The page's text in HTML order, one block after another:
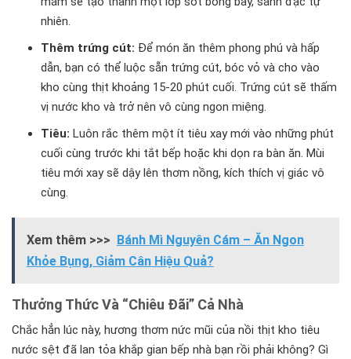
nhiên.
Thêm trứng cút: Để món ăn thêm phong phú và hấp
dẫn, bạn có thể luộc sẵn trứng cút, bóc vỏ và cho vào
kho cùng thịt khoảng 15-20 phút cuối. Trứng cút sẽ thấm
vị nước kho và trở nên vô cùng ngon miệng.
Tiêu: Luôn rắc thêm một ít tiêu xay mới vào những phút
cuối cùng trước khi tắt bếp hoặc khi dọn ra bàn ăn. Mùi
tiêu mới xay sẽ dậy lên thơm nồng, kích thích vị giác vô
cùng.
Xem thêm >>>
Bánh Mì Nguyên Cám – Ăn Ngon
Khỏe Bụng, Giảm Cân Hiệu Quả?
Thưởng Thức Và “Chiêu Đãi” Cả Nhà
Chắc hẳn lúc này, hương thơm nức mũi của nồi thịt kho tiêu
nước sệt đã lan tỏa khắp gian bếp nhà bạn rồi phải không? Gì